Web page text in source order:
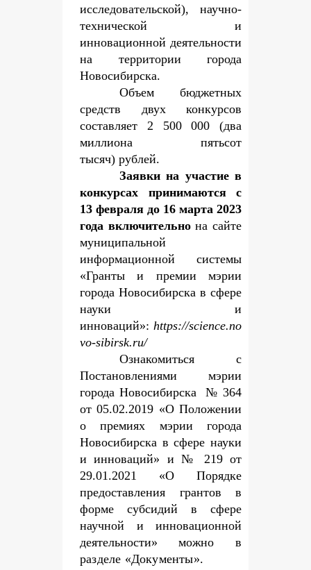
исследовательской), научно-
технической и
инновационной деятельности
на территории города
Новосибирска.
Объем бюджетных
средств двух конкурсов
составляет 2 500 000 (два
миллиона пятьсот
тысяч) рублей.
Заявки на участие в
конкурсах принимаются с
13 февраля до 16 марта 2023
года включительнона сайте
муниципальной
информационной системы
«Гранты и премии мэрии
города Новосибирска в сфере
науки и
инноваций»: https://science.no
vo-sibirsk.ru/
Ознакомиться с
Постановлениями мэрии
города Новосибирска № 364
от 05.02.2019 «О Положении
о премиях мэрии города
Новосибирска в сфере науки
и инноваций» и № 219 от
29.01.2021 «О Порядке
предоставления грантов в
форме субсидий в сфере
научной и инновационной
деятельности» можно в
разделе «Документы».